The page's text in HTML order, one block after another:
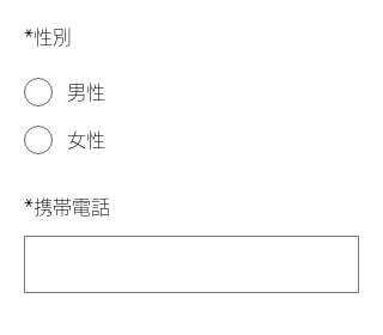
*性別
男性
女性
*携帯電話